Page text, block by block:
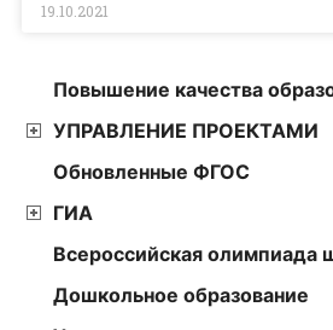
19.10.2021
Повышение качества
УПРАВЛЕНИЕ ПРОЕКТАМИ
Обновленные ФГОС
ГИА
Всероссийская олимпиада
Дошкольное образование